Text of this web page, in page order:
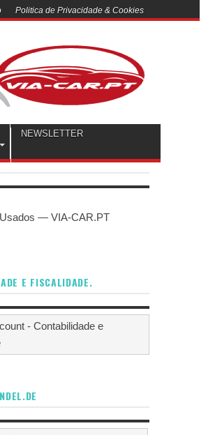
Politica de Privacidade & Cookies
NEWSLETTER
E FISCALIDADE.